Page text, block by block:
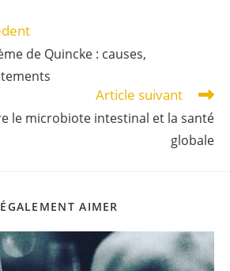
de Quincke : causes,
Article suivant
le microbiote intestinal et la santé
globale
AIMER